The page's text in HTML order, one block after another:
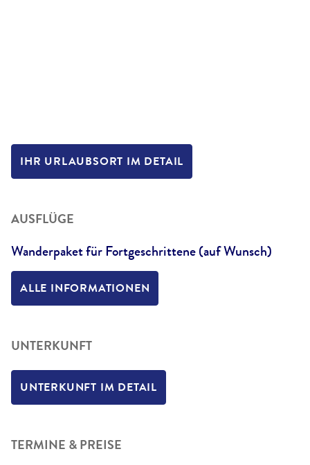
IHR URLAUBSORT IM DETAIL
AUSFLÜGE
Wanderpaket für Fortgeschrittene (auf Wunsch)
ALLE INFORMATIONEN
UNTERKUNFT
UNTERKUNFT IM DETAIL
TERMINE & PREISE